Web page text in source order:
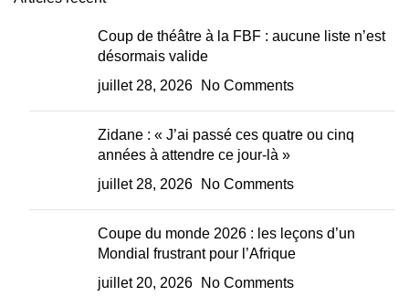
Coup de théâtre à la FBF : aucune liste n’est
désormais valide
juillet 28, 2026
No Comments
Zidane : « J’ai passé ces quatre ou cinq
années à attendre ce jour-là »
juillet 28, 2026
No Comments
Coupe du monde 2026 : les leçons d’un
Mondial frustrant pour l’Afrique
juillet 20, 2026
No Comments